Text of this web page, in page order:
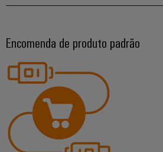
Encomenda de produto padrão